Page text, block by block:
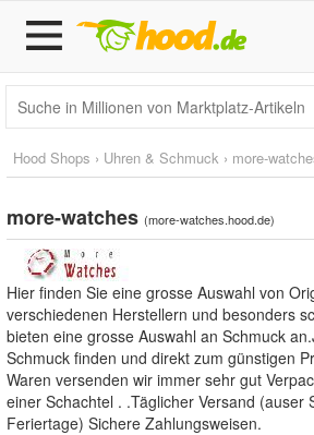
Hood Shops › Uhren & Schmuck › more-
more-watches (more-watches.hood.de)
Hier finden Sie eine grosse Auswahl von
verschiedenen Herstellern und besonders
bieten eine grosse Auswahl an Schmuck
Schmuck finden und direkt zum günstigen
Waren versenden wir immer sehr gut
einer Schachtel . .Täglicher Versand (auser
Feriertage) Sichere Zahlungsweisen.